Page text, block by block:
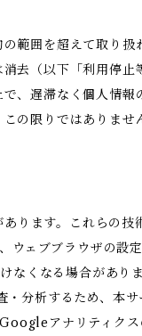
範囲を超えて取り
去（以下「利用停
、遅滞なく個人情
の限りではありませ
ります。これらの
ェブブラウザの
くなる場合がありま
・分析するため、
アナリティクス